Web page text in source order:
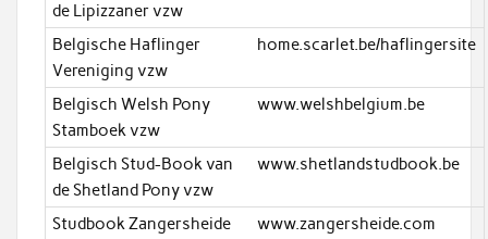
de Lipizzaner vzw
Belgische Haflinger
Vereniging vzw
home.scarlet.be/haflingersite
Belgisch Welsh Pony
Stamboek vzw
www.welshbelgium.be
Belgisch Stud-Book van
de Shetland Pony vzw
www.shetlandstudbook.be
Studbook Zangersheide
www.zangersheide.com